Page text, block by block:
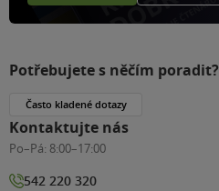
Potřebujete s něčím poradit?
Často kladené dotazy
Kontaktujte nás
Po–Pá: 8:00–17:00
542 220 320